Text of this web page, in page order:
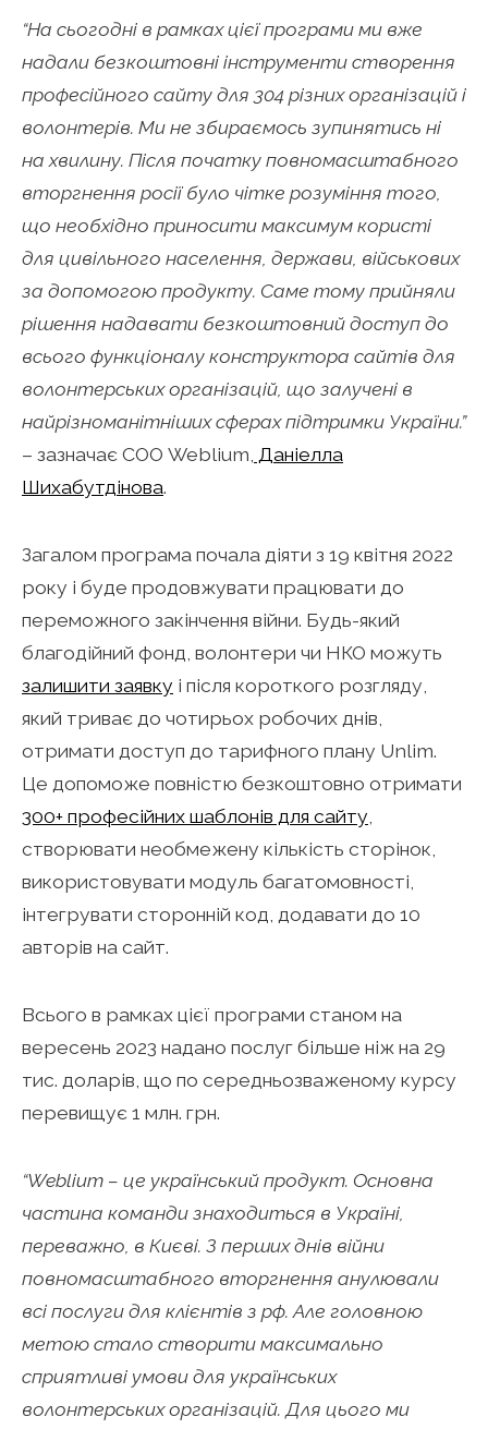
“На сьогодні в рамках цієї програми ми вже
надали безкоштовні інструменти створення
професійного сайту для 304 різних організацій і
волонтерів. Ми не збираємось зупинятись ні
на хвилину. Після початку повномасштабного
вторгнення росії було чітке розуміння того,
що необхідно приносити максимум користі
для цивільного населення, держави, військових
за допомогою продукту. Саме тому прийняли
рішення надавати безкоштовний доступ до
всього функціоналу конструктора сайтів для
волонтерських організацій, що залучені в
найрізноманітніших сферах підтримки України.”
– зазначає СОО Weblium, Даніелла
Шихабутдінова.
Загалом програма почала діяти з 19 квітня 2022
року і буде продовжувати працювати до
переможного закінчення війни. Будь-який
благодійний фонд, волонтери чи НКО можуть
залишити заявку і після короткого розгляду,
який триває до чотирьох робочих днів,
отримати доступ до тарифного плану Unlim.
Це допоможе повністю безкоштовно отримати
300+ професійних шаблонів для сайту
створювати необмежену кількість сторінок,
використовувати модуль багатомовності,
інтегрувати сторонній код, додавати до 10
авторів на сайт.
Всього в рамках цієї програми станом на
вересень 2023 надано послуг більше ніж на 29
тис. доларів, що по середньозваженому курсу
перевищує 1 млн. грн.
“Weblium – це український продукт. Основна
частина команди знаходиться в Україні,
переважно, в Києві. З перших днів війни
повномасштабного вторгнення анулювали
всі послуги для клієнтів з рф. Але головною
метою стало створити максимально
сприятливі умови для українських
волонтерських організацій. Для цього ми